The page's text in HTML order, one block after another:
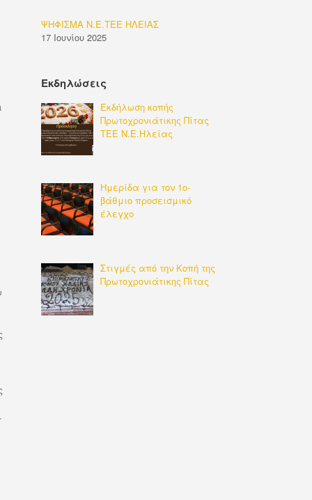
ΨΗΦΙΣΜΑ Ν.Ε.ΤΕΕ ΗΛΕΙΑΣ
17 Ιουνίου 2025
Εκδηλώσεις
Εκδήλωση κοπής
Πρωτοχρονιάτικης Πίτας
ΤΕΕ Ν.Ε.Ηλείας
Ημερίδα για τον 1ο-
βάθμιο προσεισμικό
έλεγχο
Στιγμές από την Κοπή της
Πρωτοχρονιάτικης Πίτας